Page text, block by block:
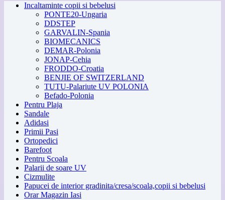
Incaltaminte copii si bebelusi
PONTE20-Ungaria
DDSTEP
GARVALIN-Spania
BIOMECANICS
DEMAR-Polonia
JONAP-Cehia
FRODDO-Croatia
BENJIE OF SWITZERLAND
TUTU-Palariute UV POLONIA
Befado-Polonia
Pentru Plaja
Sandale
Adidasi
Primii Pasi
Ortopedici
Barefoot
Pentru Scoala
Palarii de soare UV
Cizmulite
Papucei de interior gradinita/cresa/scoala,copii si bebelusi
Orar Magazin Iasi